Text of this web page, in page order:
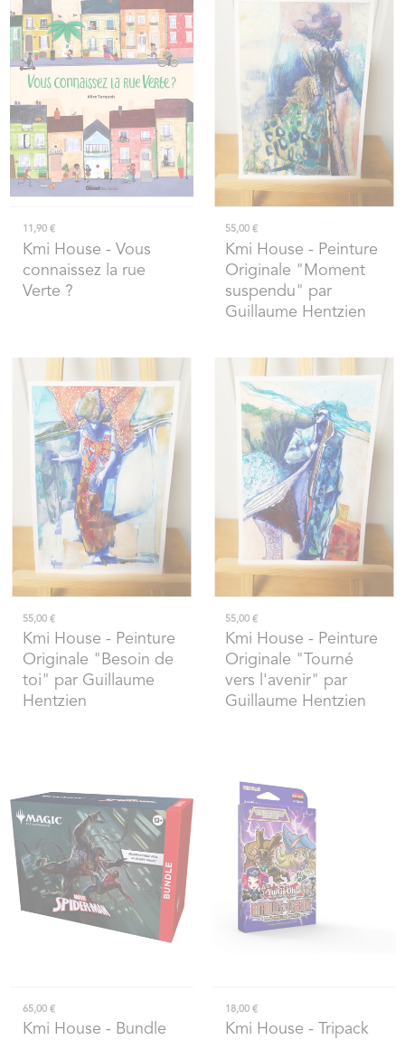
11,90 €
Kmi House - Vous
connaissez la rue
Verte ?
55,00 €
Kmi House - Peinture
Originale "Moment
suspendu" par
Guillaume Hentzien
55,00 €
Kmi House - Peinture
Originale "Besoin de
toi" par Guillaume
Hentzien
55,00 €
Kmi House - Peinture
Originale "Tourné
vers l'avenir" par
Guillaume Hentzien
65,00 €
Kmi House - Bundle
18,00 €
Kmi House - Tripack